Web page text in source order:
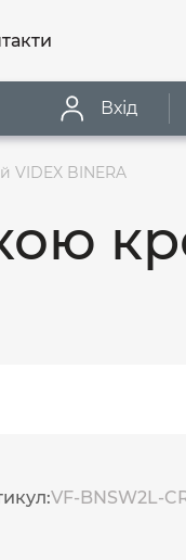
Вхід
VIDEX BINERA
VF-BNSW2L-